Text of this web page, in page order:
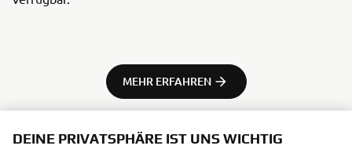
MEHR ERFAHREN
DEINE PRIVATSPHÄRE IST UNS WICHTIG